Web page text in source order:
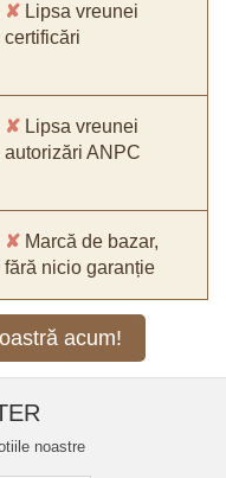
✘ Lipsa vreunei
certificări
✘ Lipsa vreunei
autorizări ANPC
✘ Marcă de bazar,
fără nicio garanție
acum!
noastre